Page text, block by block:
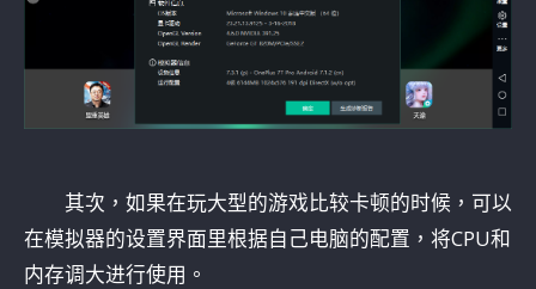
其次，如果在玩大型的游戏比较卡顿的时候，可以
在模拟器的设置界面里根据自己电脑的配置，将CPU和
内存调大进行使用。